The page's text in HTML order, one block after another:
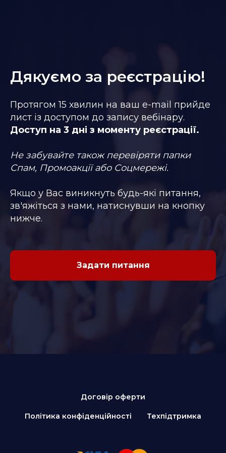
Дякуємо за реєстрацію!
Протягом 15 хвилин на ваш e-mail прийде
лист із доступом до запису вебінару.
Доступ на 3 дні з моменту реєстрації.
Не забувайте також перевіряти папки
Спам, Промоакції або Соцмережі.
Якщо у Вас виникнуть будь-які питання,
зв'яжіться з нами, натиснувши на кнопку
нижче.
Задати питання
Договір оферти
Політика конфіденційності Техпідтримка